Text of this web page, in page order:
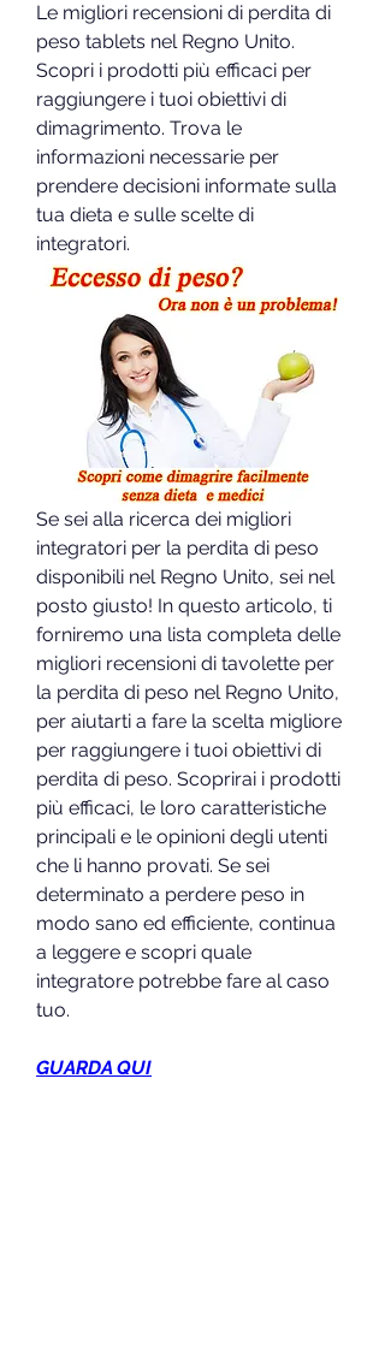
Le migliori recensioni di perdita di
peso tablets nel Regno Unito.
Scopri i prodotti più efficaci per
raggiungere i tuoi obiettivi di
dimagrimento. Trova le
informazioni necessarie per
prendere decisioni informate sulla
tua dieta e sulle scelte di
integratori.
Se sei alla ricerca dei migliori
integratori per la perdita di peso
disponibili nel Regno Unito, sei nel
posto giusto! In questo articolo, ti
forniremo una lista completa delle
migliori recensioni di tavolette per
la perdita di peso nel Regno Unito,
per aiutarti a fare la scelta migliore
per raggiungere i tuoi obiettivi di
perdita di peso. Scoprirai i prodotti
più efficaci, le loro caratteristiche
principali e le opinioni degli utenti
che li hanno provati. Se sei
determinato a perdere peso in
modo sano ed efficiente, continua
a leggere e scopri quale
integratore potrebbe fare al caso
tuo.
GUARDA QUI